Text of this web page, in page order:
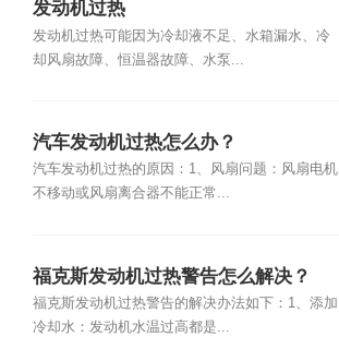
发动机过热
发动机过热可能因为冷却液不足、水箱漏水、冷
却风扇故障、恒温器故障、水泵...
汽车发动机过热怎么办？
汽车发动机过热的原因：1、风扇问题：风扇电机
不移动或风扇离合器不能正常...
福克斯发动机过热警告怎么解决？
福克斯发动机过热警告的解决办法如下：1、添加
冷却水：发动机水温过高都是...